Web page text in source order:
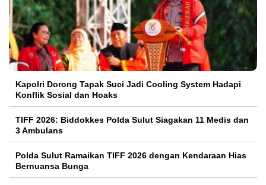
Kapolri Dorong Tapak Suci Jadi Cooling System Hadapi
Konflik Sosial dan Hoaks
TIFF 2026: Biddokkes Polda Sulut Siagakan 11 Medis dan
3 Ambulans
Polda Sulut Ramaikan TIFF 2026 dengan Kendaraan Hias
Bernuansa Bunga